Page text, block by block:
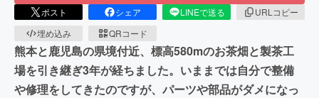
ポスト シェア LINEで送る
URLコピー
埋め込み
QRコード
熊本と鹿児島の県境付近、標高580mのお茶畑と製茶工
場を引き継ぎ3年が経ちました。いままでは自分で整備
や修理をしてきたのですが、パーツや部品がダメになっ